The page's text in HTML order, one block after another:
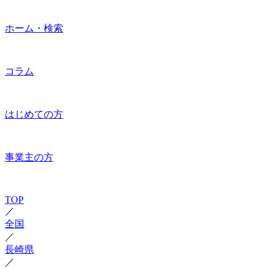
ホーム・検索
コラム
はじめての方
事業主の方
TOP
／
全国
／
長崎県
／